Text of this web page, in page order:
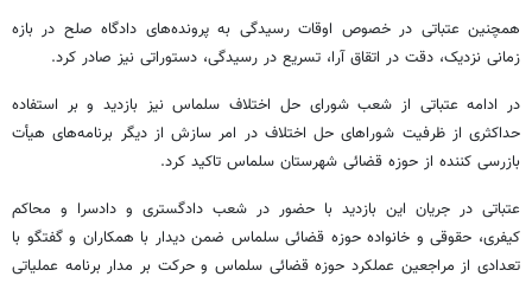
همچنین عتباتی در خصوص اوقات رسیدگی به پرونده‌های دادگاه صلح در بازه
زمانی نزدیک، دقت در اتقاق آرا، تسریع در رسیدگی، دستوراتی نیز صادر کرد.
در ادامه عتباتی از شعب شورای حل اختلاف سلماس نیز بازدید و بر استفاده
حداکثری از ظرفیت شوراهای حل اختلاف در امر سازش از دیگر برنامه‌های هیأت
بازرسی کننده از حوزه قضائی شهرستان سلماس تاکید کرد.
عتباتی در جریان این بازدید با حضور در شعب دادگستری و دادسرا و محاکم
کیفری، حقوقی و خانواده حوزه قضائی سلماس ضمن دیدار با همکاران و گفتگو با
تعدادی از مراجعین عملکرد حوزه قضائی سلماس و حرکت بر مدار برنامه عملیاتی